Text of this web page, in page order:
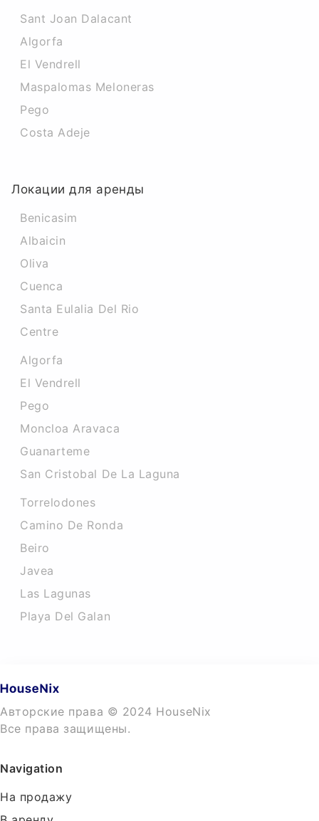
Sant Joan Dalacant
Algorfa
El Vendrell
Maspalomas Meloneras
Pego
Costa Adeje
Локации для аренды
Benicasim
Albaicin
Oliva
Cuenca
Santa Eulalia Del Rio
Centre
Algorfa
El Vendrell
Pego
Moncloa Aravaca
Guanarteme
San Cristobal De La Laguna
Torrelodones
Camino De Ronda
Beiro
Javea
Las Lagunas
Playa Del Galan
Авторские права © 2024 HouseNix
Все права защищены.
Navigation
На продажу